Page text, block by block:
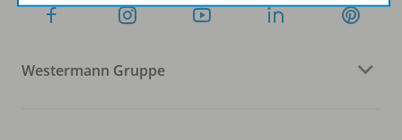
Westermann Gruppe